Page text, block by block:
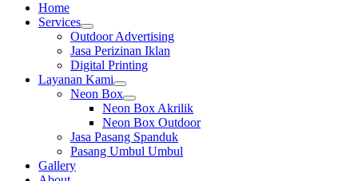
Home
Services
Outdoor Advertising
Jasa Perizinan Iklan
Digital Printing
Layanan Kami
Neon Box
Neon Box Akrilik
Neon Box Outdoor
Jasa Pasang Spanduk
Pasang Umbul Umbul
Gallery